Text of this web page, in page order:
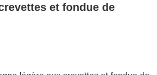
et fondue de